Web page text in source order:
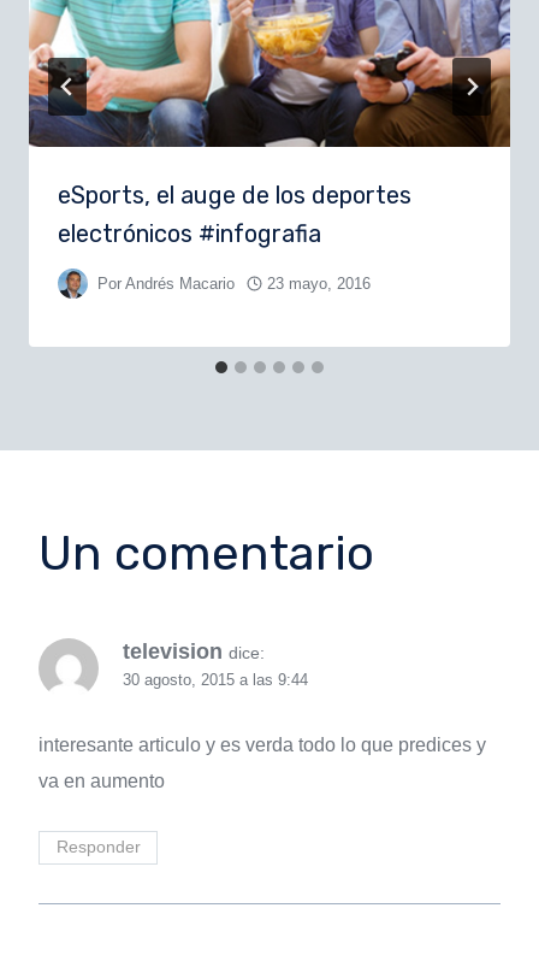
eSports, el auge de los deportes
electrónicos #infografia
Por Andrés Macario 23 mayo, 2016
Un comentario
television dice:
30 agosto, 2015 a las 9:44
interesante articulo y es verda todo lo que predices y
va en aumento
Responder